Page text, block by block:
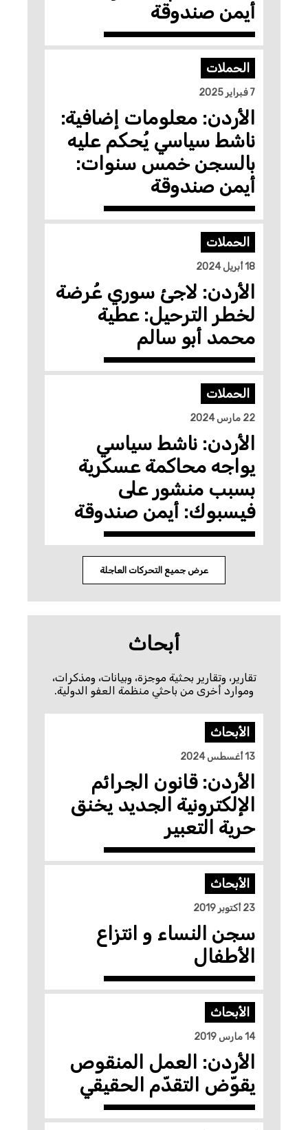
أيمن صندوقة
الحملات
الأردن: معلومات إضافية:
ناشط سياسي يُحكم عليه
بالسجن خمس سنوات:
أيمن صندوقة
الحملات
الأردن: لاجئ سوري عُرضة
لخطر الترحيل: عطية
محمد أبو سالم
الحملات
22 مارس 2024
الأردن: ناشط سياسي
يواجه محاكمة عسكرية
بسبب منشور على
فيسبوك: أيمن صندوقة
عرض جميع التحركات العاجلة
أبحاث
تقارير، وتقارير بحثية موجزة، وبيانات، ومذكرات،
وموارد أخرى من باحثي منظمة العفو الدولية.
الأبحاث
الأردن: قانون الجرائم
الإلكترونية الجديد يخنق
حرية التعبير
الأبحاث
23 أكتوبر 2019
سجن النساء و انتزاع
الأطفال
الأبحاث
الأردن: العمل المنقوص
يقوّض التقدّم الحقيقي